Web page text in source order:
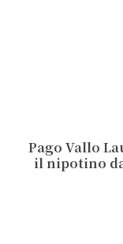
Pago Vallo
il nipotino